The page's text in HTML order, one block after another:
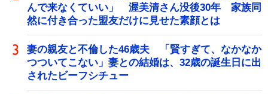
んで来なくていい」 渥美清さん没後30年 家族同
然に付き合った盟友だけに見せた素顔とは
妻の親友と不倫した46歳夫 「賢すぎて、なかなか
つついてこない」妻との結婚は、32歳の誕生日に出
されたビーフシチュー